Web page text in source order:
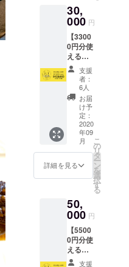
気をつ
けくだ
さい。
※「お届
け先情
報」が
必須に
なって
おりま
すが、
カード
の配送
はいた
しませ
ん。受
時のご
本人確
報とし
て使用
させて
頂きま
す。
店舗に
てお受
け取り
くださ
い。 ※
有効期
限は
2021年
2月末日
までと
なりま
す。 ※
有効期
限を過
ぎます
と、残
高は無
気をつ
けくだ
さい。
※「お届
け先情
報」が
必須に
す。 ・
カード
受け渡
し時
に、店
舗ス
タッフ
より心
からの
お礼の
メッ
セージ
をお伝
えしま
す。 ※
カード
は2020
された
店舗に
てお受
け取り
くださ
い。 ※
有効期
30,
000 円
【3300
0円分使
えるの
BUY
LOCAL
nagoya
カー
ド】 ・
店舗で
使える
33000
円分の
食券
カード
をお渡
しいた
す。 ・
カード
受け渡
し時
に、店
舗ス
タッフ
支援
者：
6人
お届
け予
定：
2020
年09
月
詳細を見る
こ
の
リ
タ
ー
ン
を
選
択
す
る
50,
000 円
【5500
0円分使
えるの
BUY支援